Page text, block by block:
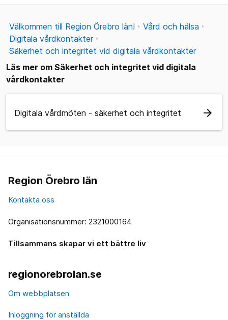
Välkommen till Region Örebro län!
Vård och hälsa
Digitala vårdkontakter
Säkerhet och integritet vid digitala vårdkontakter
Läs mer om Säkerhet och integritet vid digitala
vårdkontakter
Digitala vårdmöten - säkerhet och integritet arrow_forward
Region Örebro län
Kontakta oss
Organisationsnummer: 2321000164
Tillsammans skapar vi ett bättre liv
regionorebrolan.se
Om webbplatsen
Inloggning för anställda